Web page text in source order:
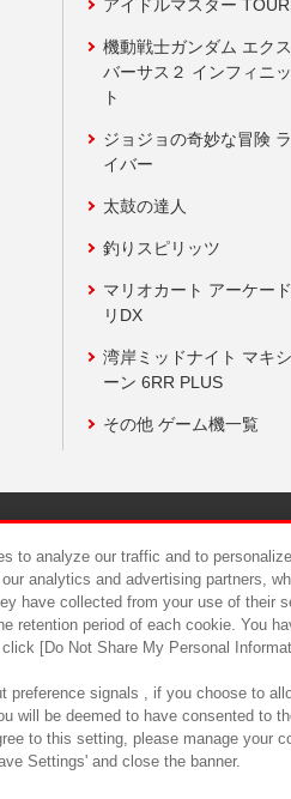
アイドルマスター
機動戦士ガンダム エク
バーサス２ インフィニ
ト
ジョジョの奇妙な冒険
イバー
太鼓の達人
釣りスピリッツ
マリオカート アーケー
リDX
湾岸ミッドナイト マキ
ーン 6RR PLUS
その他 ゲーム機一覧
食品のご提供について カス
to analyze our traffic and to
analytics and advertising partners,
have collected from your use of their
retention period of each cookie. You
[Do Not Share My Personal
preference signals , if you choose to
will be deemed to have consented to
to this setting, please manage your
Settings' and close the banner.